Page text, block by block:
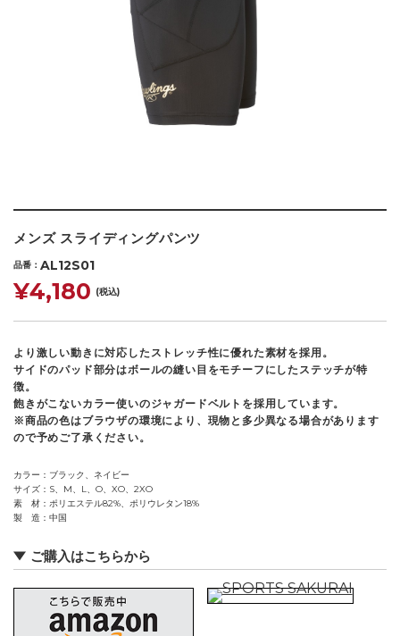
メンズ スライディングパンツ
品番 AL12S01
¥4,180 (税込)
より激しい動きに対応したストレッチ性に優れた素材を採用。
サイドのパッド部分はボールの縫い目をモチーフにしたステッチが特
徴。
飽きがこないカラー使いのジャガードベルトを採用しています。
※商品の色はブラウザの環境により、現物と多少異なる場合があります
ので予めご了承ください。
カラー
ブラック、ネイビー
サイズ
S、M、L、O、XO、2XO
素 材
ポリエステル82%、ポリウレタン18%
製 造
中国
ご購入はこちらから